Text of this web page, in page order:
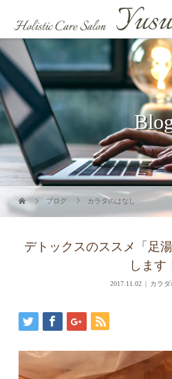
ブログ カラダのはなし
デトックスのススメ「足
します
2017.11.02 カラ